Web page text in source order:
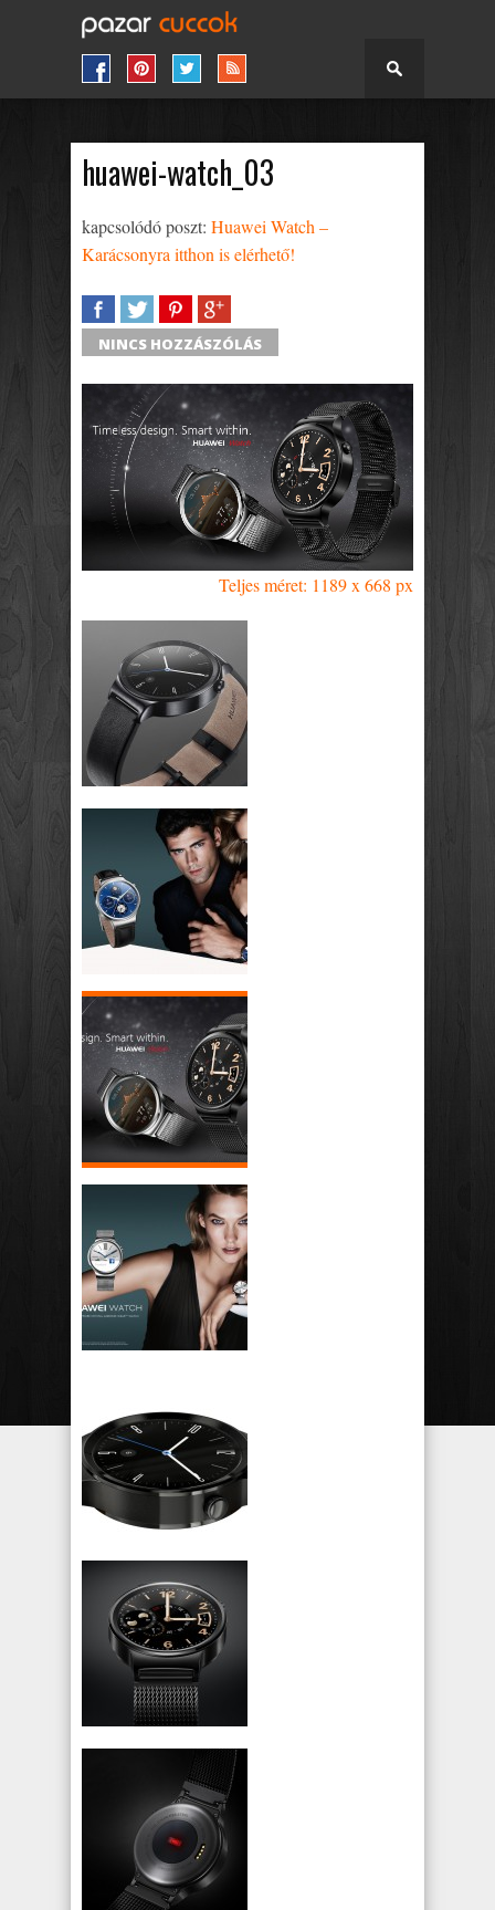
huawei-watch_03
kapcsolódó poszt: Huawei Watch –
Karácsonyra itthon is elérhető!
SHARETWEETSHARESHARE
NINCS HOZZÁSZÓLÁS
Teljes méret: 1189 x 668 px